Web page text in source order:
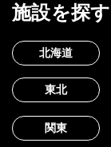
施設を探す
北海道
東北
関東